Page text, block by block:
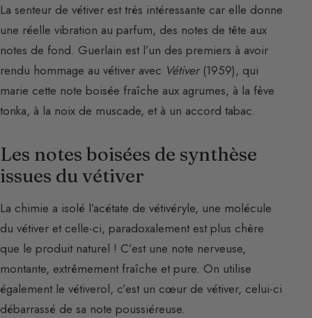
La senteur de vétiver est très intéressante car elle donne
une réelle vibration au parfum, des notes de tête aux
notes de fond. Guerlain est l’un des premiers à avoir
rendu hommage au vétiver avec Vétiver(1959), qui
marie cette note boisée fraîche aux agrumes, à la fève
tonka, à la noix de muscade, et à un accord tabac.
Les notes boisées de synthèse
issues du vétiver
La chimie a isolé l’acétate de vétivéryle, une molécule
du vétiver et celle-ci, paradoxalement est plus chère
que le produit naturel ! C’est une note nerveuse,
montante, extrêmement fraîche et pure. On utilise
également le vétiverol, c’est un cœur de vétiver, celui-ci
débarrassé de sa note poussiéreuse.